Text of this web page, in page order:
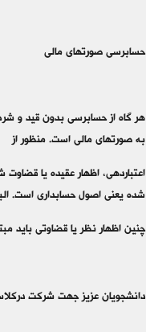
حسابرسی صورت‎های مالی
هر گاه از حسابرسی بدون قید و
به صورتهای مالی است. منظور از
اعتباردهی، اظهار عقیده یا
شده یعنی اصول حسابداری است.
چنین اظهار نظر یا قضاوتی باید
دانشجویان عزیز جهت شرکت درکلاسهای عملی